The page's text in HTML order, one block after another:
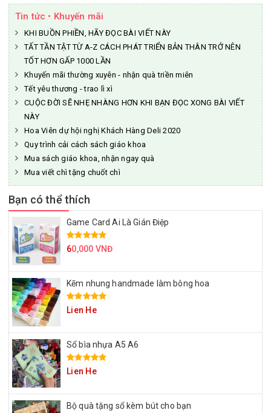
Tin tức • Khuyến mãi
KHI BUỒN PHIỀN, HÃY ĐỌC BÀI VIẾT NÀY
TẤT TẦN TẬT TỪ A-Z CÁCH PHÁT TRIỂN BẢN THÂN TRỞ NÊN
TỐT HƠN GẤP 1000 LẦN
Khuyến mãi thường xuyên - nhận quà triền miên
Tết yêu thương - trao lì xì
CUỘC ĐỜI SẼ NHẸ NHÀNG HƠN KHI BẠN ĐỌC XONG BÀI VIẾT
NÀY
Hoa Viên dự hội nghị Khách Hàng Deli 2020
Quy trình cải cách sách giáo khoa
Mua sách giáo khoa, nhận ngay quà
Mua viết chì tặng chuốt chì
Bạn có thể thích
Game Card Ai Là Gián Điệp
60,000 VNĐ
Kẽm nhung handmade làm bông hoa
Lien He
Sổ bìa nhựa A5 A6
Lien He
Bộ quà tặng sổ kèm bút cho bạn